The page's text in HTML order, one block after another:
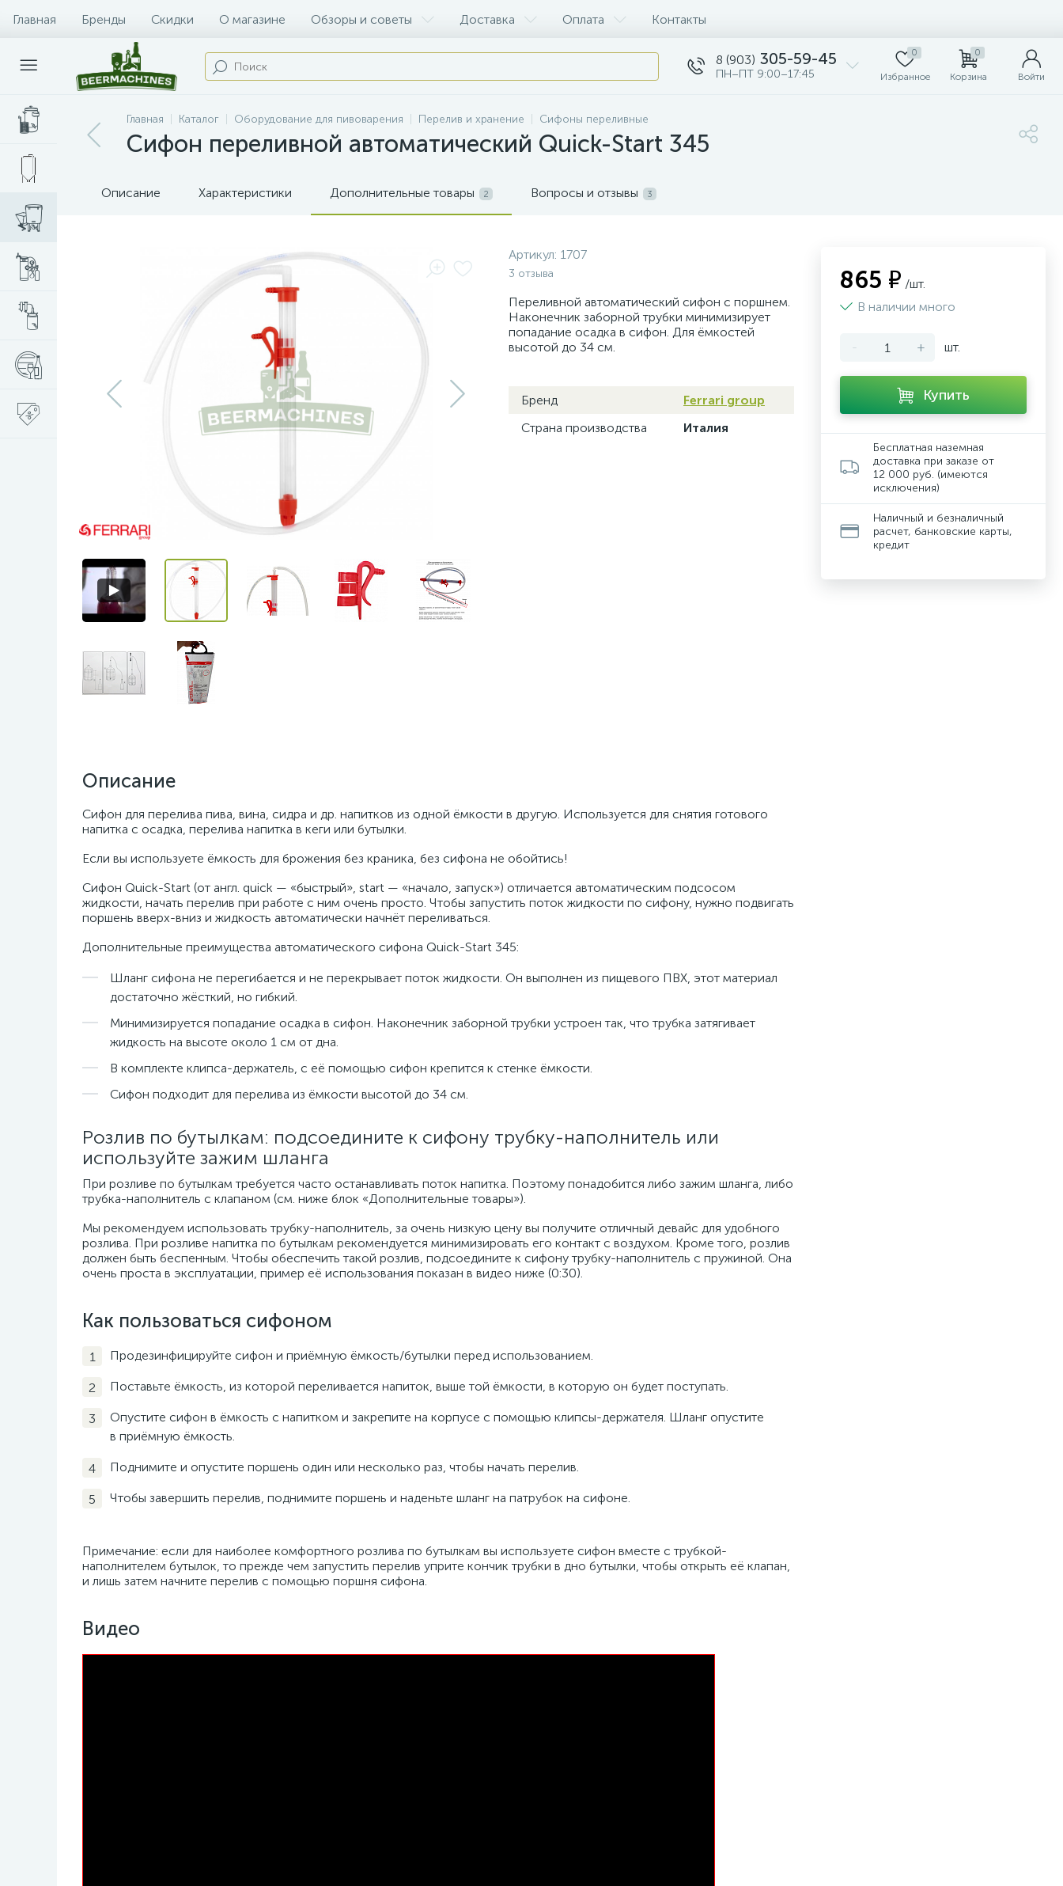
Главная Бренды Скидки О магазине Обзоры и советы Доставка Оплата Контакты
8 (903) 305-59-45
ПН–ПТ 9:00–17:45
0
Избранное
0
Корзина Войти
Главная Каталог Оборудование для пивоварения Перелив и хранение Сифоны переливные
Сифон переливной автоматический Quick-Start 345
Описание Характеристики Дополнительные товары 2 Вопросы и отзывы 3
Артикул: 1707
3 отзыва
Переливной автоматический сифон с поршнем.
Наконечник заборной трубки минимизирует
попадание осадка в сифон. Для ёмкостей
высотой до 34 см.
Бренд
Ferrari group
Страна производства
Италия
Описание
Сифон для перелива пива, вина, сидра и др. напитков из одной ёмкости в другую. Используется для снятия готового
напитка с осадка, перелива напитка в кеги или бутылки.
Если вы используете ёмкость для брожения без краника, без сифона не обойтись!
Сифон Quick-Start (от англ. quick — «быстрый», start — «начало, запуск») отличается автоматическим подсосом
жидкости, начать перелив при работе с ним очень просто. Чтобы запустить поток жидкости по сифону, нужно подвигать
поршень вверх-вниз и жидкость автоматически начнёт переливаться.
Дополнительные преимущества автоматического сифона Quick-Start 345:
Шланг сифона не перегибается и не перекрывает поток жидкости. Он выполнен из пищевого ПВХ, этот материал
достаточно жёсткий, но гибкий.
Минимизируется попадание осадка в сифон. Наконечник заборной трубки устроен так, что трубка затягивает
жидкость на высоте около 1 см от дна.
В комплекте клипса-держатель, с её помощью сифон крепится к стенке ёмкости.
Сифон подходит для перелива из ёмкости высотой до 34 см.
Розлив по бутылкам: подсоедините к сифону трубку-наполнитель или
используйте зажим шланга
При розливе по бутылкам требуется часто останавливать поток напитка. Поэтому понадобится либо зажим шланга, либо
трубка-наполнитель с клапаном (см. ниже блок «Дополнительные товары»).
Мы рекомендуем использовать трубку-наполнитель, за очень низкую цену вы получите отличный девайс для удобного
розлива. При розливе напитка по бутылкам рекомендуется минимизировать его контакт с воздухом. Кроме того, розлив
должен быть беспенным. Чтобы обеспечить такой розлив, подсоедините к сифону трубку-наполнитель с пружиной. Она
очень проста в эксплуатации, пример её использования показан в видео ниже (0:30).
Как пользоваться сифоном
Продезинфицируйте сифон и приёмную ёмкость/бутылки перед использованием.
Поставьте ёмкость, из которой переливается напиток, выше той ёмкости, в которую он будет поступать.
Опустите сифон в ёмкость с напитком и закрепите на корпусе с помощью клипсы-держателя. Шланг опустите
в приёмную ёмкость.
Поднимите и опустите поршень один или несколько раз, чтобы начать перелив.
Чтобы завершить перелив, поднимите поршень и наденьте шланг на патрубок на сифоне.
Примечание: если для наиболее комфортного розлива по бутылкам вы используете сифон вместе с трубкой-
наполнителем бутылок, то прежде чем запустить перелив уприте кончик трубки в дно бутылки, чтобы открыть её клапан,
и лишь затем начните перелив с помощью поршня сифона.
Видео
865 ₽ /шт.
В наличии много
- + шт.
Купить
Бесплатная наземная
доставка при заказе от
12 000 руб. (имеются
исключения)
Наличный и безналичный
расчет, банковские карты,
кредит